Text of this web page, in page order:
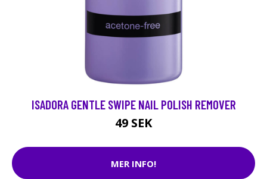
ISADORA GENTLE SWIPE NAIL POLISH REMOVER
49 SEK
MER INFO!